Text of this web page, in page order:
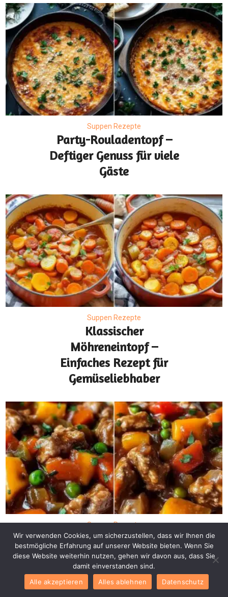
Suppen Rezepte
Party-Rouladentopf –
Deftiger Genuss für viele
Gäste
Suppen Rezepte
Klassischer
Möhreneintopf –
Einfaches Rezept für
Gemüseliebhaber
Suppen Rezepte
Deftiger
Schweinegulasch –
Herzhaft und Sättigend
Wir verwenden Cookies, um sicherzustellen, dass wir Ihnen die
bestmögliche Erfahrung auf unserer Website bieten. Wenn Sie
diese Website weiterhin nutzen, gehen wir davon aus, dass Sie
damit einverstanden sind.
Alle akzeptieren
Alles ablehnen Datenschutz